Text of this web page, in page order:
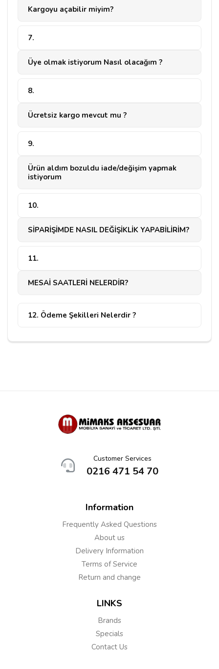
Kargoyu açabilir miyim?
7.
Üye olmak istiyorum Nasıl olacağım ?
8.
Ücretsiz kargo mevcut mu ?
9.
Ürün aldım bozuldu iade/değişim yapmak
istiyorum
10.
SİPARİŞİMDE NASIL DEĞİŞİKLİK YAPABİLİRİM?
11.
MESAİ SAATLERİ NELERDİR?
12. Ödeme Şekilleri Nelerdir ?
Customer Services
0216 471 54 70
Information
Frequently Asked Questions
About us
Delivery Information
Terms of Service
Return and change
LINKS
Brands
Specials
Contact Us